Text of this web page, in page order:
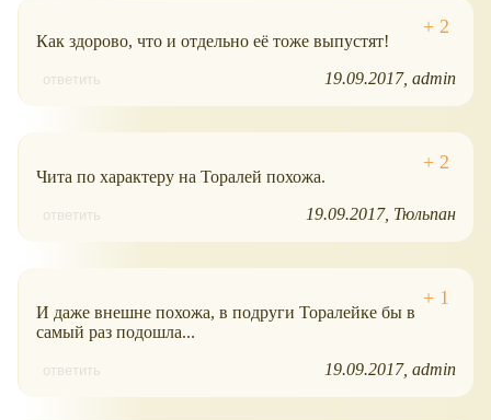
Как здорово, что и отдельно её тоже выпустят!
ответить 19.09.2017 admin
Чита по характеру на Торалей похожа.
ответить 19.09.2017 Тюльпан
И даже внешне похожа, в подруги Торалейке бы в
самый раз подошла...
ответить 19.09.2017 admin